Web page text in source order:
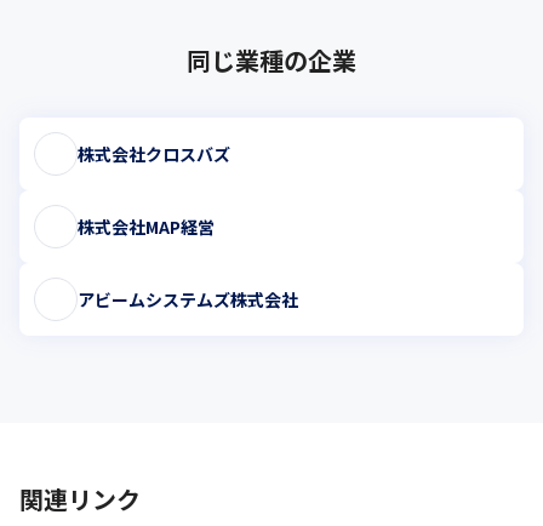
同じ業種の企業
株式会社クロスバズ
株式会社MAP経営
アビームシステムズ株式会社
関連リンク